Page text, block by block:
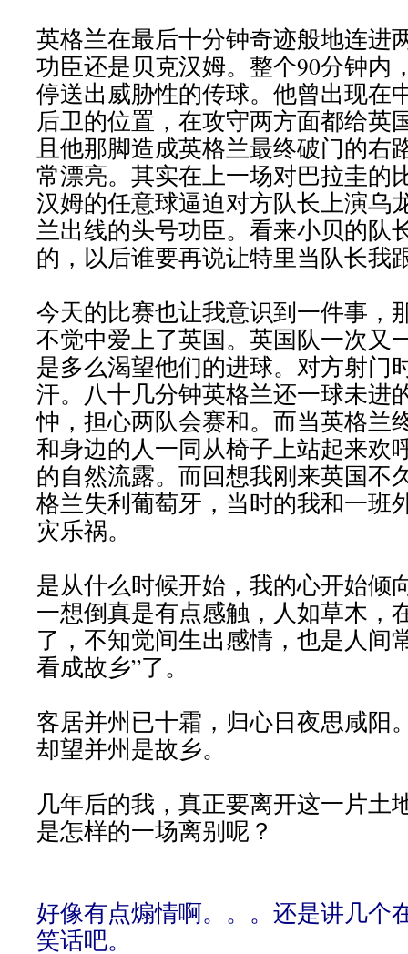
英格兰在最后十分钟奇迹般地连进
功臣还是贝克汉姆。整个90分钟内
停送出威胁性的传球。他曾出现在
后卫的位置，在攻守两方面都给英
且他那脚造成英格兰最终破门的右
常漂亮。其实在上一场对巴拉圭的
汉姆的任意球逼迫对方队长上演乌
兰出线的头号功臣。看来小贝的队
的，以后谁要再说让特里当队长我
今天的比赛也让我意识到一件事，
不觉中爱上了英国。英国队一次又
是多么渴望他们的进球。对方射门
汗。八十几分钟英格兰还一球未进
忡，担心两队会赛和。而当英格兰
和身边的人一同从椅子上站起来欢
的自然流露。而回想我刚来英国不
格兰失利葡萄牙，当时的我和一班
灾乐祸。
是从什么时候开始，我的心开始倾
一想倒真是有点感触，人如草木，
了，不知觉间生出感情，也是人间
看成故乡”了。
客居并州已十霜，归心日夜思咸阳
却望并州是故乡。
几年后的我，真正要离开这一片土
是怎样的一场离别呢？
好像有点煽情啊。。。还是讲几个
笑话吧。